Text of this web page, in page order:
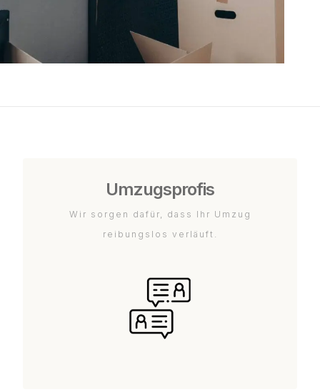
Umzugsprofis
Wir sorgen dafür, dass Ihr Umzug
reibungslos verläuft.